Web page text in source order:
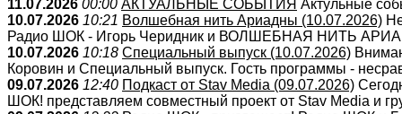
11.07.2026 00:00 АКТУАЛЬНЫЕ СОБЫТИЯ Актульные
10.07.2026 10:21 Волшебная нить Ариадны (10.07.2026)
Радио ШОК - Игорь Черидник и ВОЛШЕБНАЯ НИТЬ
10.07.2026 10:18 Специальный выпуск (10.07.2026)
Коровин и Специальный выпуск. Гость программы -
09.07.2026 12:40 Подкаст от Stav Media (09.07.2026)
ШОК! представляем совместный проект от Stav Media и